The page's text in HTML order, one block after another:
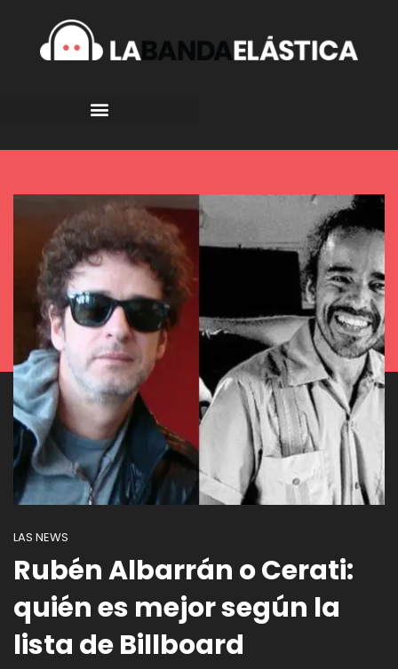
LAS NEWS
Rubén Albarrán o Cerati:
quién es mejor según la
lista de Billboard